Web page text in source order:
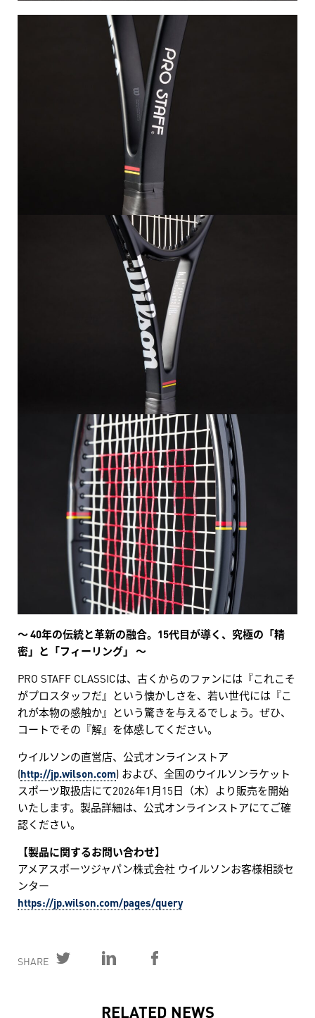
〜 40年の伝統と革新の融合。15代目が導く、究極の「精
密」と「フィーリング」 〜
PRO STAFF CLASSICは、古くからのファンには『これこそ
がプロスタッフだ』という懐かしさを、若い世代には『こ
れが本物の感触か』という驚きを与えるでしょう。ぜひ、
コートでその『解』を体感してください。
ウイルソンの直営店、公式オンラインストア
(http://jp.wilson.com) および、全国のウイルソンラケット
スポーツ取扱店にて2026年1月15日（木）より販売を開始
いたします。製品詳細は、公式オンラインストアにてご確
認ください。
【製品に関するお問い合わせ】
アメアスポーツジャパン株式会社 ウイルソンお客様相談セ
ンター
https://jp.wilson.com/pages/query
SHARE
RELATED NEWS